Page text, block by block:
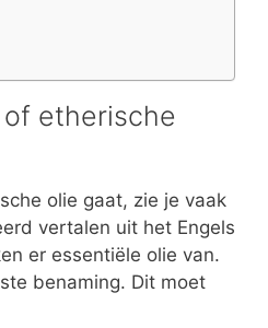
etherische
olie gaat, zie je vaak
vertalen uit het Engels
er essentiële olie van.
benaming. Dit moet